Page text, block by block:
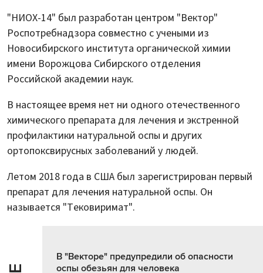
"НИОХ-14" был разработан центром "Вектор"
Роспотребнадзора совместно с учеными из
Новосибирского института органической химии
имени Ворожцова Сибирского отделения
Российской академии наук.
В настоящее время нет ни одного отечественного
химического препарата для лечения и экстренной
профилактики натуральной оспы и других
ортопоксвирусных заболеваний у людей.
Летом 2018 года в США был зарегистрирован первый
препарат для лечения натуральной оспы. Он
называется "Тековиримат".
В "Векторе" предупредили об опасности
оспы обезьян для человека